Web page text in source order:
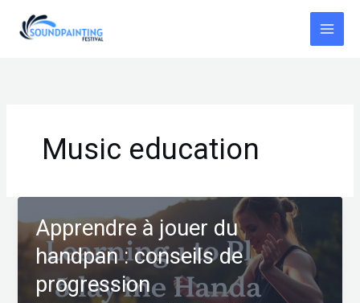
contenu
Music education
Apprendre à jouer du
handpan : conseils de
progression